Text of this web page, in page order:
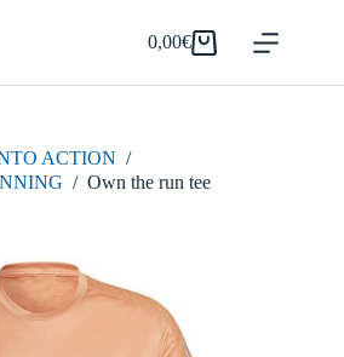
Carrello
0,00€
ACTION /
/ Own the run tee